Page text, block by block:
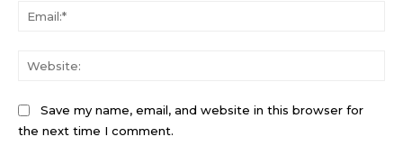
Save my name, email, and website in this browser for
the next time I comment.